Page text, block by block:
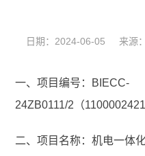
日期：2024-06-05 来源
一、项目编号：BIECC-
24ZB0111/2（
二、项目名称：机电一体